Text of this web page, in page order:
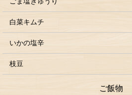
白菜キムチ
いかの塩辛
枝豆
ご飯物